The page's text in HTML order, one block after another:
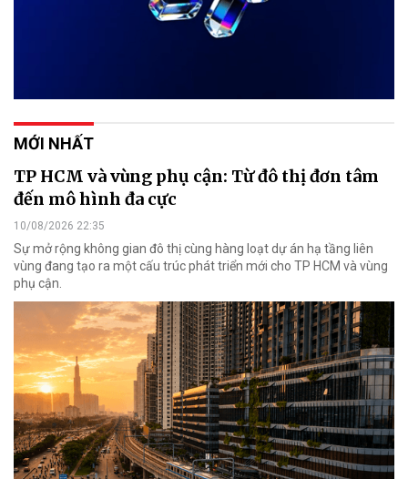
MỚI NHẤT
TP HCM và vùng phụ cận: Từ đô thị đơn tâm
đến mô hình đa cực
10/08/2026 22:35
Sự mở rộng không gian đô thị cùng hàng loạt dự án hạ tầng liên
vùng đang tạo ra một cấu trúc phát triển mới cho TP HCM và vùng
phụ cận.